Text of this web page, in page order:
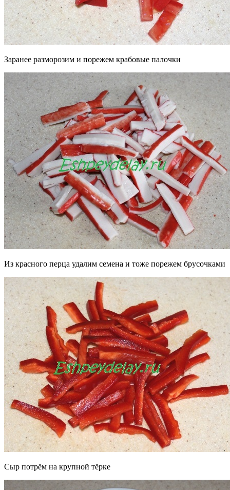
Заранее разморозим и порежем крабовые палочки
Из красного перца удалим семена и тоже порежем брусочками
Сыр потрём на крупной тёрке